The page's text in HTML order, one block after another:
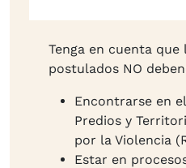
Tenga en cuenta que
postulados NO
Encontrarse en
Predios y
por la Violencia
Estar en